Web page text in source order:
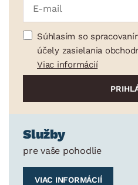
Súhlasím so
účely zasielania
Viac informácií
Služby
pre vaše pohodlie
VIAC INFORMÁCIÍ